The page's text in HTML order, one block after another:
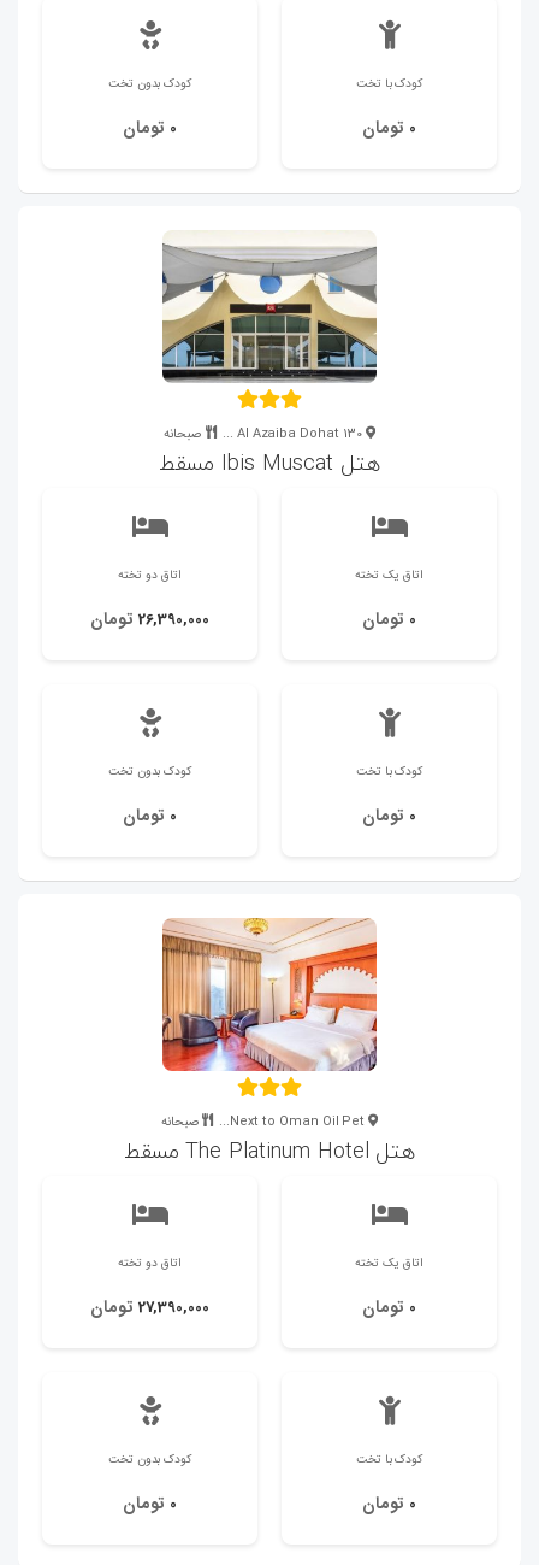
کودک با تخت
0 تومان
کودک بدون تخت
0 تومان
130 Al Azaiba Dohat ... صبحانه
هتل Ibis Muscat مسقط
اتاق یک تخته
0 تومان
اتاق دو تخته
26,390,000 تومان
کودک با تخت
0 تومان
کودک بدون تخت
0 تومان
Next to Oman Oil Pet... صبحانه
هتل The Platinum Hotel مسقط
اتاق یک تخته
0 تومان
اتاق دو تخته
27,390,000 تومان
کودک با تخت
0 تومان
کودک بدون تخت
0 تومان